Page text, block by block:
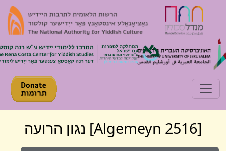
Toggle navigation